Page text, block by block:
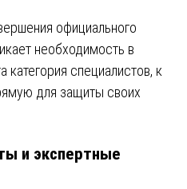
официального
необходимость в
категория специалистов, к
для защиты своих
и экспертные